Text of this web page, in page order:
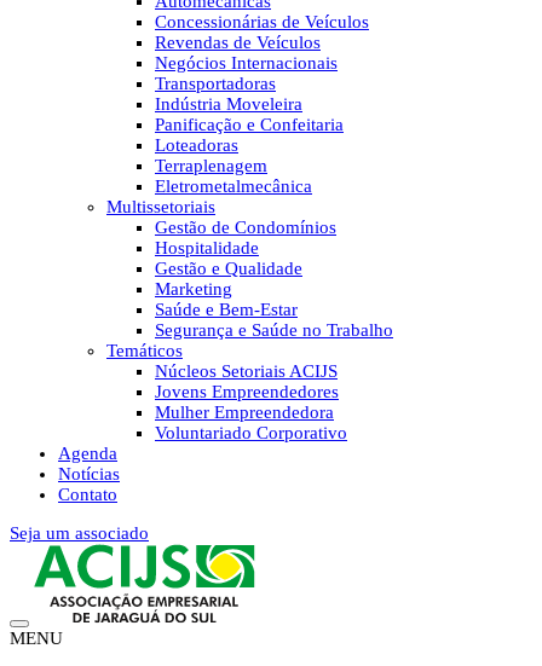
Concessionárias de Veículos
Revendas de Veículos
Negócios Internacionais
Transportadoras
Indústria Moveleira
Panificação e Confeitaria
Loteadoras
Terraplenagem
Eletrometalmecânica
Multissetoriais
Gestão de Condomínios
Hospitalidade
Gestão e Qualidade
Marketing
Saúde e Bem-Estar
Segurança e Saúde no Trabalho
Temáticos
Núcleos Setoriais ACIJS
Jovens Empreendedores
Mulher Empreendedora
Voluntariado Corporativo
Agenda
Notícias
Contato
Seja um associado
MENU